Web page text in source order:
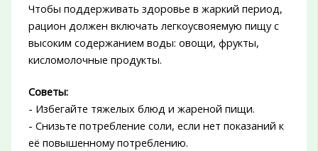
Чтобы поддерживать здоровье в жаркий период,
рацион должен включать легкоусвояемую пищу с
высоким содержанием воды: овощи, фрукты,
кисломолочные продукты.
Советы:
- Избегайте тяжелых блюд и жареной пищи.
- Снизьте потребление соли, если нет показаний к
её повышенному потреблению.